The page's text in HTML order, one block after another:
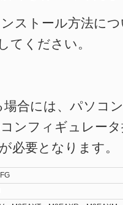
ストール方法に
てください。
合には、パソコ
ンフィギュレー
必要となります。